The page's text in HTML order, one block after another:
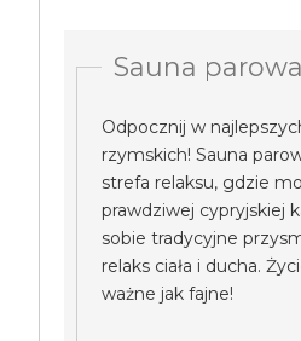
Sauna parowa
Odpocznij w
rzymskich! Sauna
strefa relaksu, gdzie
prawdziwej cypryjskiej
sobie tradycyjne
relaks ciała i ducha.
ważne jak fajne!